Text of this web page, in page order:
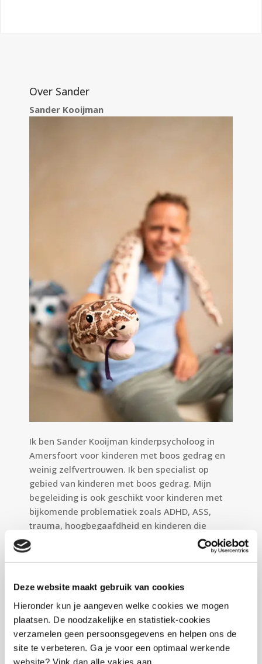
Deze website maakt gebruik van cookies
Hieronder kun je aangeven welke cookies we mogen
plaatsen. De noodzakelijke en statistiek-cookies
verzamelen geen persoonsgegevens en helpen ons de
site te verbeteren. Ga je voor een optimaal werkende
website? Vink dan alle vakjes aan
Over Sander
Sander Kooijman
Ik ben Sander Kooijman kinderpsycholoog in
Amersfoort voor kinderen met boos gedrag en
weinig zelfvertrouwen. Ik ben specialist op
gebied van kinderen met boos gedrag. Mijn
begeleiding is ook geschikt voor kinderen met
bijkomende problematiek zoals ADHD, ASS,
trauma, hoogbegaafdheid en kinderen die
moeilijk leren.
Plan nu een
Door samenwerking met ZorgRondom word de
zorg vergoed door de gemeente Amersfoort,
omliggende gemeenten en Utrecht West. Echter
aanmelding bij met Metmaya is voorwaarde. De
wachttijd voor beoordeling door Metmaya kan
hoog oplopen.